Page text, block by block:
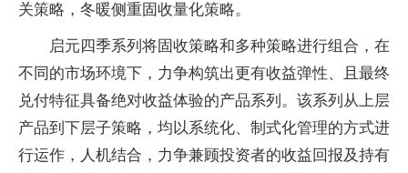
关策略，冬暖侧重固收量化策略。
启元四季系列将固收策略和多种策略进行组合，在
不同的市场环境下，力争构筑出更有收益弹性、且最终
兑付特征具备绝对收益体验的产品系列。该系列从上层
产品到下层子策略，均以系统化、制式化管理的方式进
行运作，人机结合，力争兼顾投资者的收益回报及持有